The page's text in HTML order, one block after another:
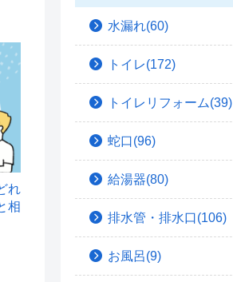
れ
相
水漏れ(60)
トイレ(172)
トイレリフォーム(39)
蛇口(96)
給湯器(80)
排水管・排水口(106)
お風呂(9)